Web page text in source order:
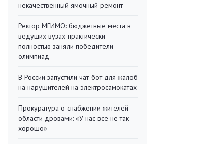
некачественный ямочный ремонт
Ректор МГИМО: бюджетные места в
ведущих вузах практически
полностью заняли победители
олимпиад
В России запустили чат-бот для жалоб
на нарушителей на электросамокатах
Прокуратура о снабжении жителей
области дровами: «У нас все не так
хорошо»